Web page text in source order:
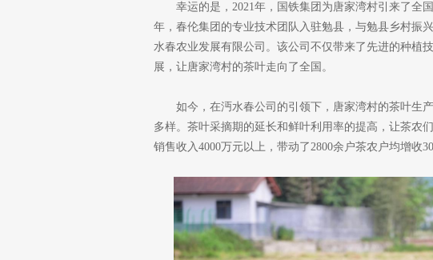
幸运的是，2021年，国铁集团为唐家湾村引来了
年，春伦集团的专业技术团队入驻勉县，与勉县乡村振
水春农业发展有限公司。该公司不仅带来了先进的种植
展，让唐家湾村的茶叶走向了全国。
如今，在沔水春公司的引领下，唐家湾村的茶叶生
多样。茶叶采摘期的延长和鲜叶利用率的提高，让茶农
销售收入4000万元以上，带动了2800余户茶农户均增收